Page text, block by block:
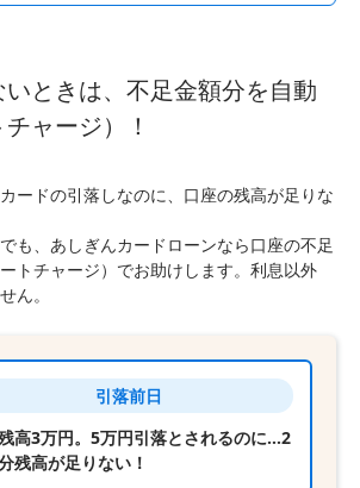
ときは、不足金額分を自動
ャージ）！
ードの引落しなのに、口座の残高が足りな
も、あしぎんカードローンなら口座の不足
トチャージ）でお助けします。利息以外
ん。
引落前日
高3万円。5万円引落とされるのに…2
残高が足りない！